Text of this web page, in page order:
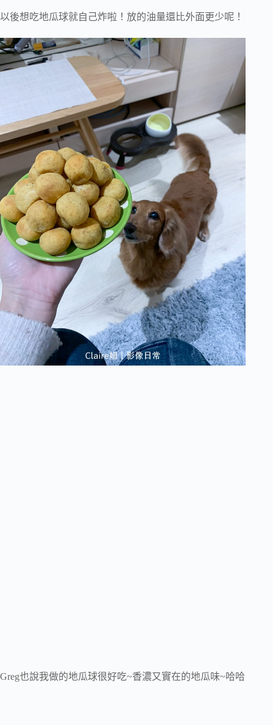
以後想吃地瓜球就自己炸啦！放的油量還比外面更少呢！
Greg也說我做的地瓜球很好吃~香濃又實在的地瓜味~哈哈